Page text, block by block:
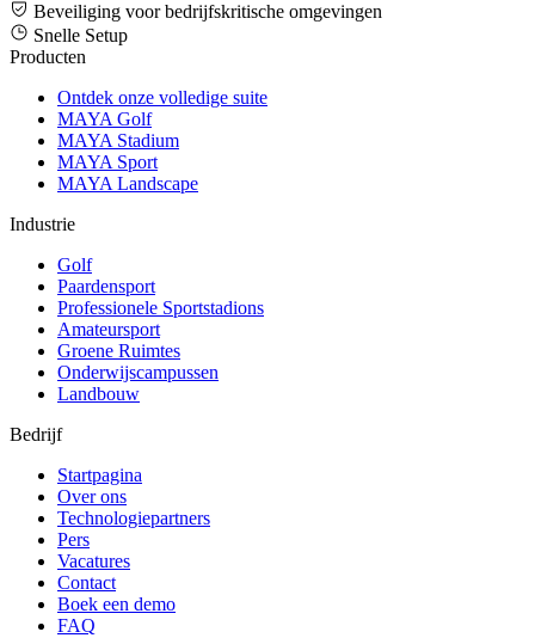
Beveiliging voor bedrijfskritische omgevingen
Snelle Setup
Producten
Ontdek onze volledige suite
MAYA Golf
MAYA Stadium
MAYA Sport
MAYA Landscape
Industrie
Golf
Paardensport
Professionele Sportstadions
Amateursport
Groene Ruimtes
Onderwijscampussen
Landbouw
Bedrijf
Startpagina
Over ons
Technologiepartners
Pers
Vacatures
Contact
Boek een demo
FAQ